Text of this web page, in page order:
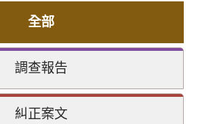
全部
調查報告
糾正案文